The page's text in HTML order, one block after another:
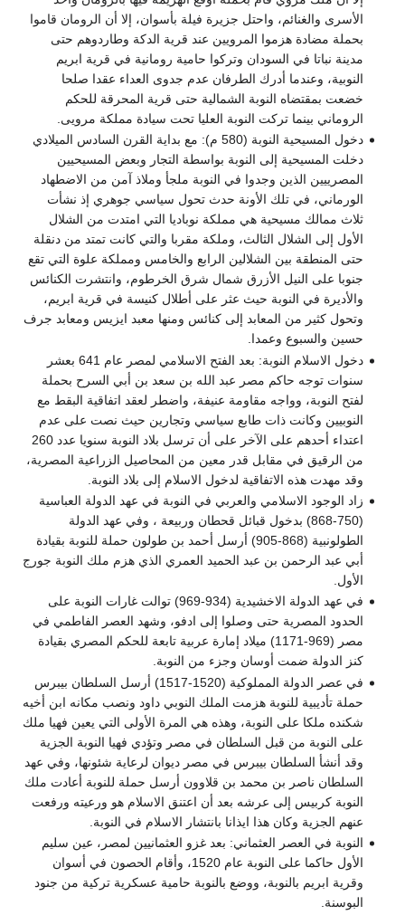
الأسرى والغنائم، واحتل جزيرة فيلة بأسوان، إلا أن الرومان قاموا
بحملة مضادة هزموا المرويين عند قرية الدكة وطاردوهم حتى
مدينة نباتا في السودان وتركوا حامية رومانية في قرية ابريم
النوبية، وعندما أدرك الطرفان عدم جدوى العداء عقدا صلحا
خضعت بمقتضاه النوبة الشمالية حتى قرية المحرقة للحكم
الروماني بينما تركت النوبة العليا تحت سيادة مملكة مرويى.
دخول المسيحية النوبة (580 م): مع بداية القرن السادس الميلادي
دخلت المسيحية إلى النوبة بواسطة التجار وبعض المسيحيين
المصرييين الذين وجدوا في النوبة ملجأ وملاذ آمن من الاضطهاد
الورماني، في تلك الأونة حدث تحول سياسي جوهري إذ نشأت
ثلاث ممالك مسيحية هي مملكة نوباديا التي امتدت من الشلال
الأول إلى الشلال الثالث، وملكة مقربا والتي كانت تمتد من دنقلة
حتى المنطقة بين الشلالين الرابع والخامس ومملكة علوة التي تقع
جنوبا على النيل الأزرق شمال شرق الخرطوم، وانتشرت الكنائس
والأديرة في النوبة حيث عثر على أطلال كنيسة في قرية ابريم،
وتحول كثير من المعابد إلى كنائس ومنها معبد ايزيس ومعابد جرف
حسين والسبوع وعمدا.
دخول الاسلام النوبة: بعد الفتح الاسلامي لمصر عام 641 بعشر
سنوات توجه حاكم مصر عبد الله بن سعد بن أبي السرح بحملة
لفتح النوبة، وواجه مقاومة عنيفة، واضطر لعقد اتفاقية البقط مع
النوبيين وكانت ذات طابع سياسي وتجارين حيث نصت على عدم
اعتداء أحدهم على الآخر على أن ترسل بلاد النوبة سنويا عدد 260
من الرقيق في مقابل قدر معين من المحاصيل الزراعية المصرية،
وقد مهدت هذه الاتفاقية لدخول الاسلام إلى بلاد النوبة.
زاد الوجود الاسلامي والعربي في النوبة في عهد الدولة العباسية
(750-868) بدخول قبائل قحطان وربيعة ، وفي عهد الدولة
الطولونبية (868-905) أرسل أحمد بن طولون حملة للنوبة بقيادة
أبي عبد الرحمن بن عبد الحميد العمري الذي هزم ملك النوبة جورج
الأول.
في عهد الدولة الاخشيدية (934-969) توالت غارات النوبة على
الحدود المصرية حتى وصلوا إلى ادفو، وشهد العصر الفاطمي في
مصر (969-1171) ميلاد إمارة عربية تابعة للحكم المصري بقيادة
كنز الدولة ضمت أوسان وجزء من النوبة.
في عصر الدولة المملوكية (1520-1517) أرسل السلطان بيبرس
حملة تأديبية للنوبة هزمت الملك النوبي داود ونصب مكانه ابن أخيه
شكنده ملكا على النوبة، وهذه هي المرة الأولى التي يعين فهيا ملك
على النوبة من قبل السلطان في مصر وتؤدي فهيا النوبة الجزية
وقد أنشأ السلطان بيبرس في مصر ديوان لرعاية شئونها، وفي عهد
السلطان ناصر بن محمد بن قلاوون أرسل حملة للنوبة أعادت ملك
النوبة كربيس إلى عرشه بعد أن اعتنق الاسلام هو ورعيته ورفعت
عنهم الجزية وكان هذا ايذانا بانتشار الاسلام في النوبة.
النوبة في العصر العثماني: بعد غزو العثمانيين لمصر، عين سليم
الأول حاكما على النوبة عام 1520، وأقام الحصون في أسوان
وقرية ابريم بالنوبة، ووضع بالنوبة حامية عسكرية تركية من جنود
البوسنة.